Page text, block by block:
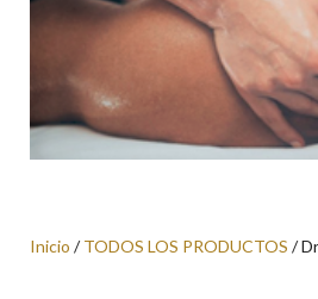
Inicio /TODOS LOS PRODUCTOS /